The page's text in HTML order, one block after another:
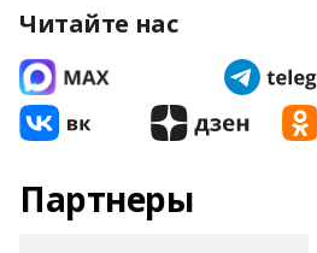
Читайте нас
Партнеры